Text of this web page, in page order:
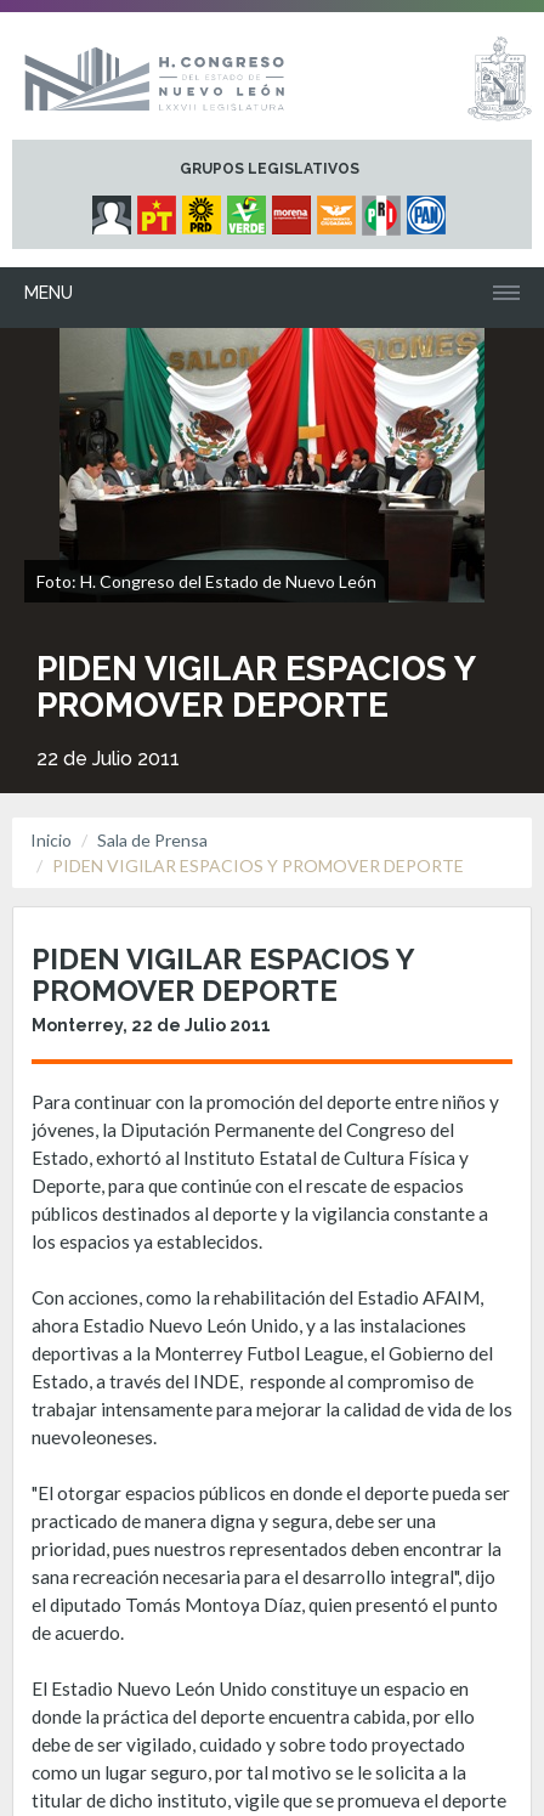
GRUPOS LEGISLATIVOS
MENU
Foto: H. Congreso del Estado de Nuevo León
PIDEN VIGILAR ESPACIOS Y
PROMOVER DEPORTE
22 de Julio 2011
Inicio
Sala de Prensa
PIDEN VIGILAR ESPACIOS Y PROMOVER DEPORTE
PIDEN VIGILAR ESPACIOS Y
PROMOVER DEPORTE
Monterrey, 22 de Julio 2011
Para continuar con la promoción del deporte entre niños y
jóvenes, la Diputación Permanente del Congreso del
Estado, exhortó al Instituto Estatal de Cultura Física y
Deporte, para que continúe con el rescate de espacios
públicos destinados al deporte y la vigilancia constante a
los espacios ya establecidos.
Con acciones, como la rehabilitación del Estadio AFAIM,
ahora Estadio Nuevo León Unido, y a las instalaciones
deportivas a la Monterrey Futbol League, el Gobierno del
Estado, a través del INDE, responde al compromiso de
trabajar intensamente para mejorar la calidad de vida de los
nuevoleoneses.
"El otorgar espacios públicos en donde el deporte pueda ser
practicado de manera digna y segura, debe ser una
prioridad, pues nuestros representados deben encontrar la
sana recreación necesaria para el desarrollo integral", dijo
el diputado Tomás Montoya Díaz, quien presentó el punto
de acuerdo.
El Estadio Nuevo León Unido constituye un espacio en
donde la práctica del deporte encuentra cabida, por ello
debe de ser vigilado, cuidado y sobre todo proyectado
como un lugar seguro, por tal motivo se le solicita a la
titular de dicho instituto, vigile que se promueva el deporte